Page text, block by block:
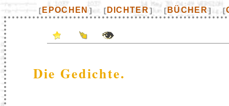
[ EPOCHEN ] [ DICHTER] [ BÜCHER] [
Die Gedichte.